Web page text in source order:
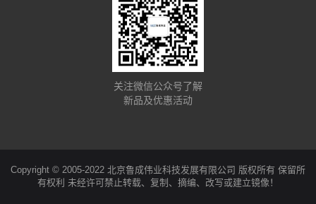
关注微信公众号了解
新品及优惠活动
Copyright © 2005-2022 北京鲁成伟业科技发展有限公司 版权所有 保留所
有权利 未经许可禁止转载、复制、摘编、改写或建立镜像！